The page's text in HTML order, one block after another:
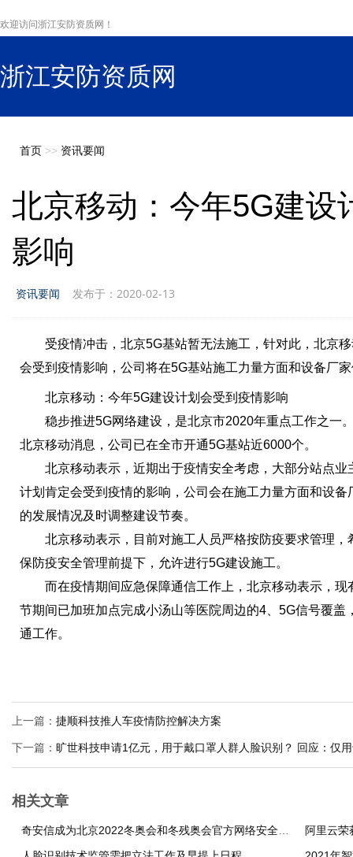
欢迎访问浙江安防资质网！
浙江安防资质网
首页 >> 资讯要闻
北京移动：今年5G建设
影响
资讯要闻 发布于：2020-02-13
受疫情冲击，北京5G基站暂无法施工，针对此，北京
会受到疫情影响，公司将在5G基站施工力量方面和设备厂
北京移动：今年5G建设计划会受到疫情影响
稳步推进5G网络建设，是北京市2020年重点工作之一
北京移动消息，公司已在全市开通5G基站近6000个。
北京移动表示，近期出于疫情安全考虑，大部分站点业
计划肯定会受到疫情的影响，公司会在施工力量方面和设
的发展情况及时调整建设节奏。
北京移动表示，目前对施工人员严格按防疫要求管理，
保防疫安全管理前提下，允许进行5G建设施工。
而在疫情期间应急保障通信工作上，北京移动表示，现
节期间已加班加点完成小汤山等医院周边的4、5G信号覆
通工作。
上一篇： 捷顺科技推人车疫情防控解决方案
下一篇： 旷世科技申请1亿元，用于戴口罩人群人脸识别？ 回应：仅
相关文章
阿里云